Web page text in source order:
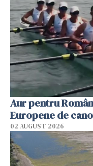
Aur pentru
Europene de
02 AUGUST 2026